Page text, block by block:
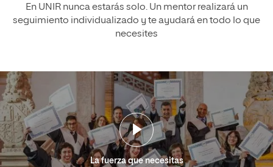
En UNIR nunca estarás solo. Un mentor realizará un
seguimiento individualizado y te ayudará en todo lo que
necesites
La fuerza que necesitas